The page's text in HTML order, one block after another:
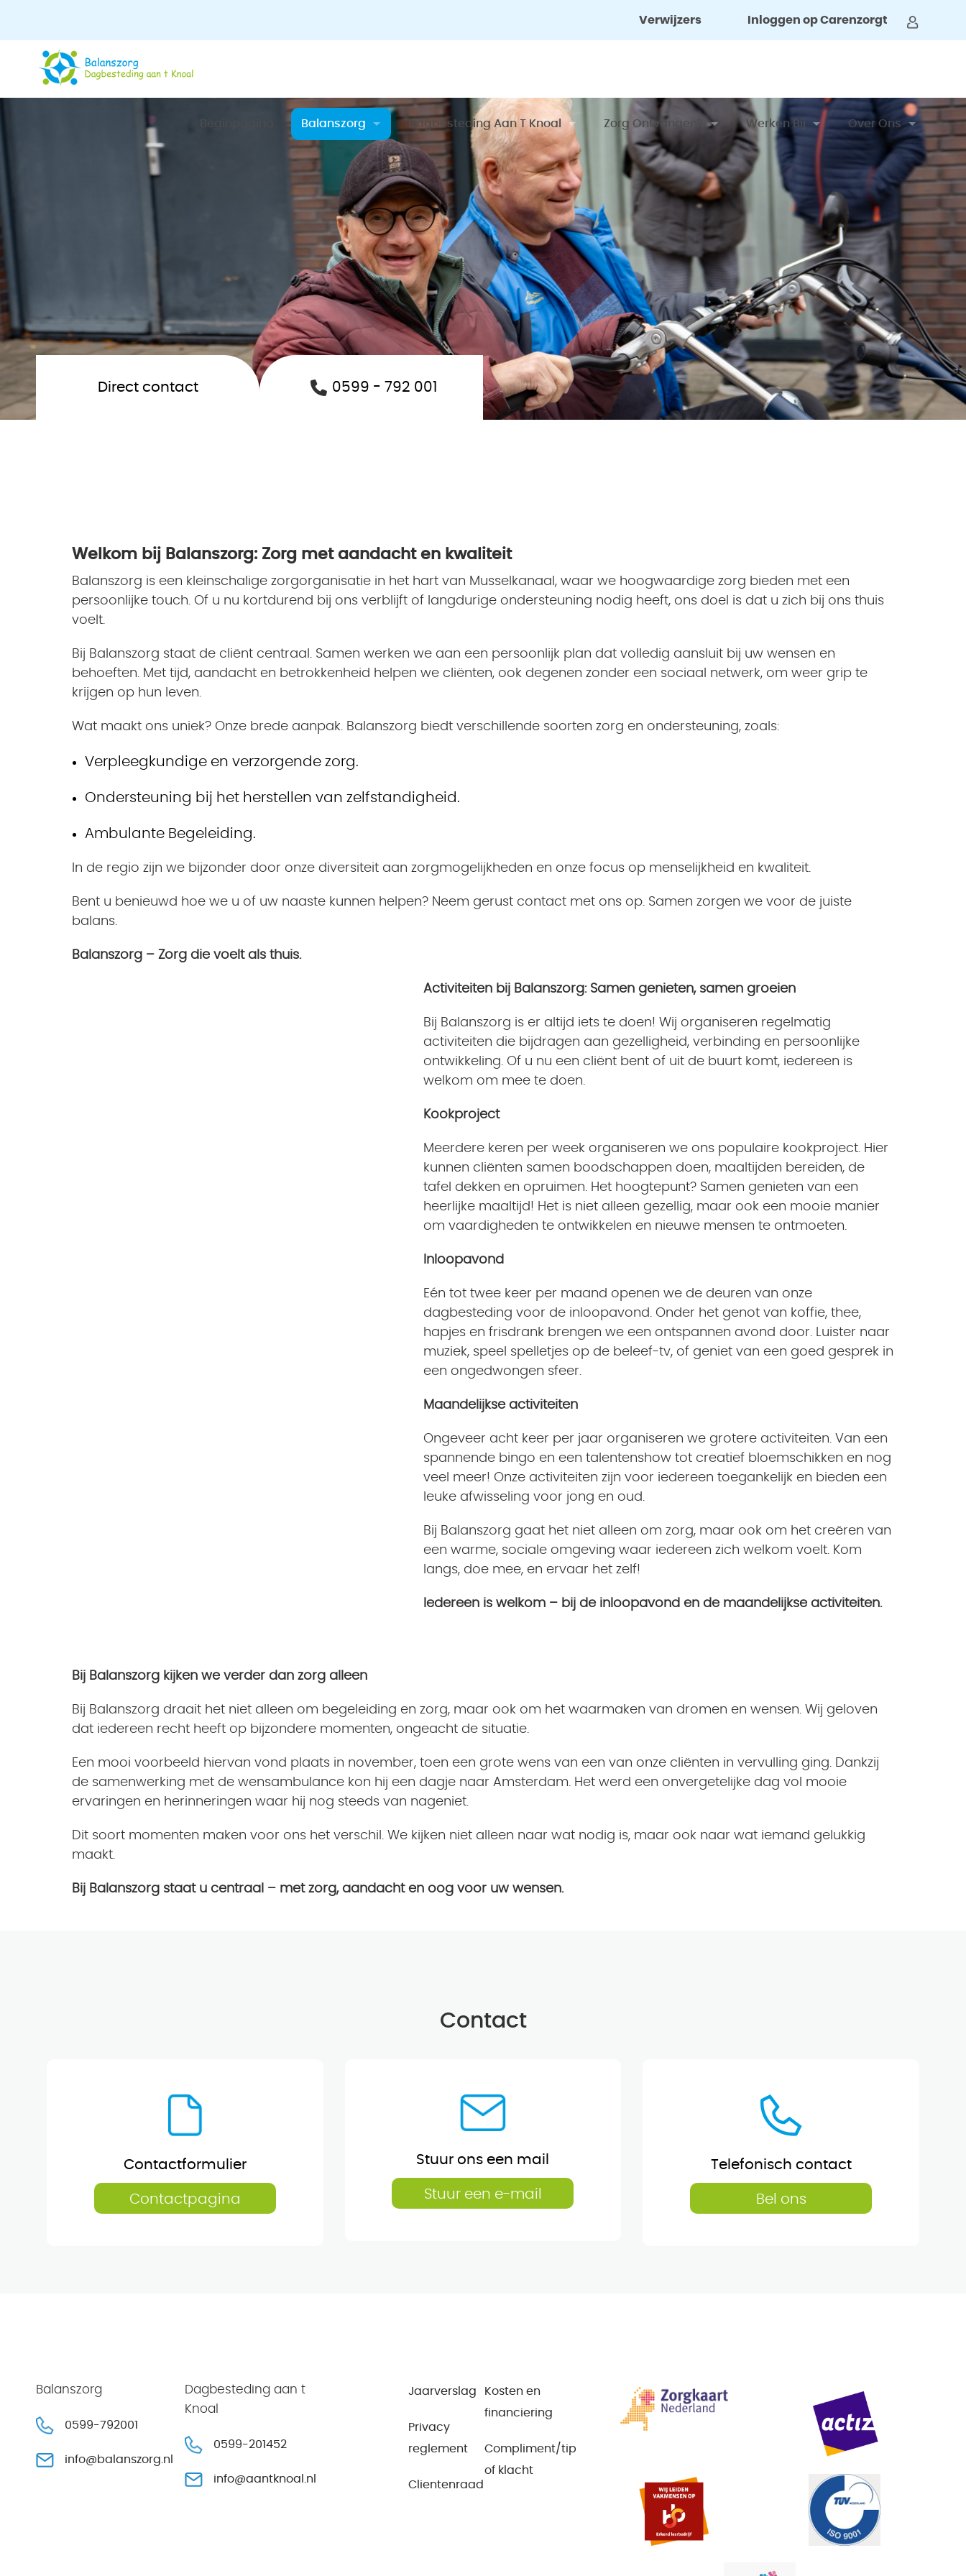
Verwijzers Inloggen op Carenzorgt
Beginpagina Balanszorg
Team Balanszorg
Binnen Kijken Bij Balanszorg
Dagbesteding Aan T Knoal
Team Dagbesteding
Binnenkijken Bij Dagbesteding Aan T Knoal
Zorg Ontvangen?
Complimenten, Tip Of Klacht
Algemene Voorwaarden
Zorgkaart Nederland
Contact Formulier
Ervaringen Van Cliënten
Kosten En Financiering
Werken Bij
Vacatures
Vrijwilliger Worden
Stage En BBL
Ervaringen Van Medewerkers
Over Ons
Clientenraad
Nieuwsbrieven
Privacy Reglement
Coördinatieteam
Direct contact 0599 - 792 001
Welkom bij Balanszorg: Zorg met aandacht en kwaliteit
Balanszorg is een kleinschalige zorgorganisatie in het hart van Musselkanaal, waar we hoogwaardige zorg bieden met een
persoonlijke touch. Of u nu kortdurend bij ons verblijft of langdurige ondersteuning nodig heeft, ons doel is dat u zich bij ons thuis
voelt.
Bij Balanszorg staat de cliënt centraal. Samen werken we aan een persoonlijk plan dat volledig aansluit bij uw wensen en
behoeften. Met tijd, aandacht en betrokkenheid helpen we cliënten, ook degenen zonder een sociaal netwerk, om weer grip te
krijgen op hun leven.
Wat maakt ons uniek? Onze brede aanpak. Balanszorg biedt verschillende soorten zorg en ondersteuning, zoals:
Verpleegkundige en verzorgende zorg.
Ondersteuning bij het herstellen van zelfstandigheid.
Ambulante Begeleiding.
In de regio zijn we bijzonder door onze diversiteit aan zorgmogelijkheden en onze focus op menselijkheid en kwaliteit.
Bent u benieuwd hoe we u of uw naaste kunnen helpen? Neem gerust contact met ons op. Samen zorgen we voor de juiste
balans.
Balanszorg – Zorg die voelt als thuis.
Activiteiten bij Balanszorg: Samen genieten, samen groeien
Bij Balanszorg is er altijd iets te doen! Wij organiseren regelmatig
activiteiten die bijdragen aan gezelligheid, verbinding en persoonlijke
ontwikkeling. Of u nu een cliënt bent of uit de buurt komt, iedereen is
welkom om mee te doen.
Kookproject
Meerdere keren per week organiseren we ons populaire kookproject. Hier
kunnen cliënten samen boodschappen doen, maaltijden bereiden, de
tafel dekken en opruimen. Het hoogtepunt? Samen genieten van een
heerlijke maaltijd! Het is niet alleen gezellig, maar ook een mooie manier
om vaardigheden te ontwikkelen en nieuwe mensen te ontmoeten.
Inloopavond
Eén tot twee keer per maand openen we de deuren van onze
dagbesteding voor de inloopavond. Onder het genot van koffie, thee,
hapjes en frisdrank brengen we een ontspannen avond door. Luister naar
muziek, speel spelletjes op de beleef-tv, of geniet van een goed gesprek in
een ongedwongen sfeer.
Maandelijkse activiteiten
Ongeveer acht keer per jaar organiseren we grotere activiteiten. Van een
spannende bingo en een talentenshow tot creatief bloemschikken en nog
veel meer! Onze activiteiten zijn voor iedereen toegankelijk en bieden een
leuke afwisseling voor jong en oud.
Bij Balanszorg gaat het niet alleen om zorg, maar ook om het creëren van
een warme, sociale omgeving waar iedereen zich welkom voelt. Kom
langs, doe mee, en ervaar het zelf!
Iedereen is welkom – bij de inloopavond en de maandelijkse activiteiten.
Bij Balanszorg kijken we verder dan zorg alleen
Bij Balanszorg draait het niet alleen om begeleiding en zorg, maar ook om het waarmaken van dromen en wensen. Wij geloven
dat iedereen recht heeft op bijzondere momenten, ongeacht de situatie.
Een mooi voorbeeld hiervan vond plaats in november, toen een grote wens van een van onze cliënten in vervulling ging. Dankzij
de samenwerking met de wensambulance kon hij een dagje naar Amsterdam. Het werd een onvergetelijke dag vol mooie
ervaringen en herinneringen waar hij nog steeds van nageniet.
Dit soort momenten maken voor ons het verschil. We kijken niet alleen naar wat nodig is, maar ook naar wat iemand gelukkig
maakt.
Bij Balanszorg staat u centraal – met zorg, aandacht en oog voor uw wensen.
Contact
Contactformulier
Contactpagina
Stuur ons een mail
Stuur een e-mail
Telefonisch contact
Bel ons
Balanszorg
0599-792001
info@balanszorg.nl
Dagbesteding aan t
Knoal
0599-201452
info@aantknoal.nl
Jaarverslag
Privacy
reglement
Clientenraad
Kosten en
financiering
Compliment/tip
of klacht